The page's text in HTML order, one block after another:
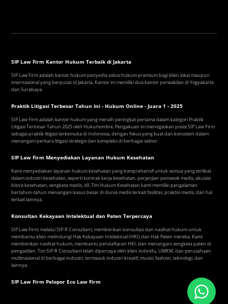
SIP Law Firm Kantor Hukum Terbaik di Jakarta
SIP Law Firm adalah kantor hukum penyedia solusi hukum premium bagi klien lokal maupun
internasional yang berpusat di Jakarta. Kantor ini memiliki dua kantor perwakilan di Yogyakarta
dan Surabaya.
Praktik Litigasi Terbesar Tahun Ini - Hukum Online - Juara 1 - 2025
SIP Law Firm adalah kantor hukum yang meraih peringkat pertama dalam kategori Praktik
Litigasi Terbesar Tahun 2025 oleh Hukumonline. Pengakuan ini menegaskan posisi SIP Law Firm
sebagai praktik litigasi terkemuka di Indonesia, dengan fokus yang kuat dan konsisten dalam
menangani perkara litigasi strategis dan kompleks di berbagai sektor.
SIP Law Firm Menyediakan Layanan Hukum Kesehatan
Kami menyediakan layanan hukum kesehatan yang komprehensif untuk semua yang terlibat
dalam industri kesehatan, seperti kontrak kerja kesehatan, perjanjian pemasok medis, akuisisi
bisnis kesehatan, sengketa medis, dll. Tim Hukum Kesehatan kami memiliki pengalaman
bertahun-tahun menangani kasus besar di dunia medis terkait fasilitas, praktisi medis, dan hal
terkait lainnya.
Konsultan Kekayaan Intelektual dan Paten Terpercaya
SIP Law Firm, melalui SIP-R Consultant, memberikan konsultasi dan nasihat hukum untuk
membantu klien melindungi Hak Kekayaan Intelektual (HKI) dan Hak Paten mereka. Kami
memberikan nasihat hukum, membantu pendaftaran HKI, dan menangani sengketa paten di
pengadilan. Tim SIP-R Consultant telah dipercaya oleh klien individu, UMKM, dan perusahaan
multinasional di berbagai industri, termasuk industri kreatif, musisi, fashion, teknologi, dan
lainnya.
SIP Law Firm Pelopor Eco Law Firm